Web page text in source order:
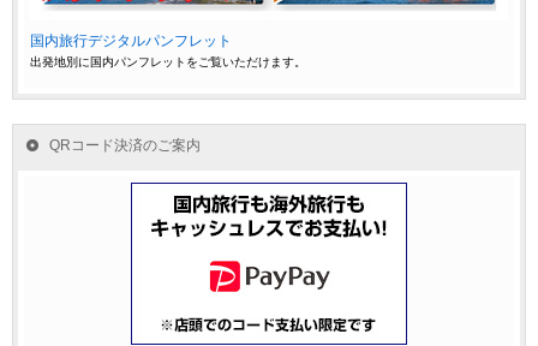
国内旅行デジタルパンフレット
出発地別に国内パンフレットをご覧いただけます。
QRコード決済のご案内